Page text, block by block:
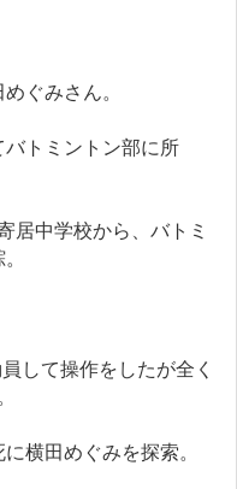
ぐみさん。
トミントン部に所
居中学校から、バトミ
して操作をしたが全く
横田めぐみを探索。